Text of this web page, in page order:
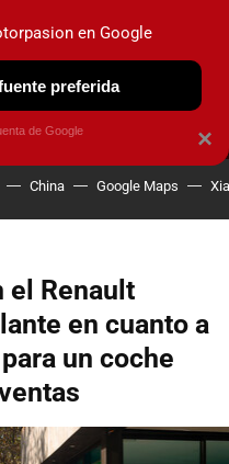
NUEVO
OBSERVATORIO
China Google Maps
el Renault
en cuanto a
un coche
×
en Google
preferida
de Google